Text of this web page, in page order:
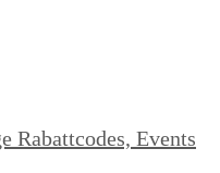
Rabattcodes, Events